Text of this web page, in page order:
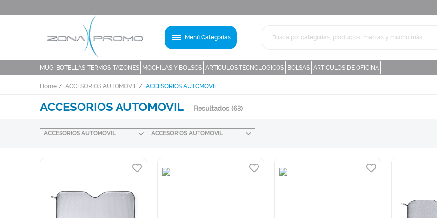
menu Menú Categorías
MUG-BOTELLAS-TERMOS-TAZONES MOCHILAS Y BOLSOS ARTICULOS TECNOLÓGICOS BOLSAS ARTICULOS DE OFICINA
Home ACCESORIOS AUTOMOVIL ACCESORIOS AUTOMOVIL
ACCESORIOS AUTOMOVIL Resultados (68)
ACCESORIOS AUTOMOVIL ACCESORIOS AUTOMOVIL